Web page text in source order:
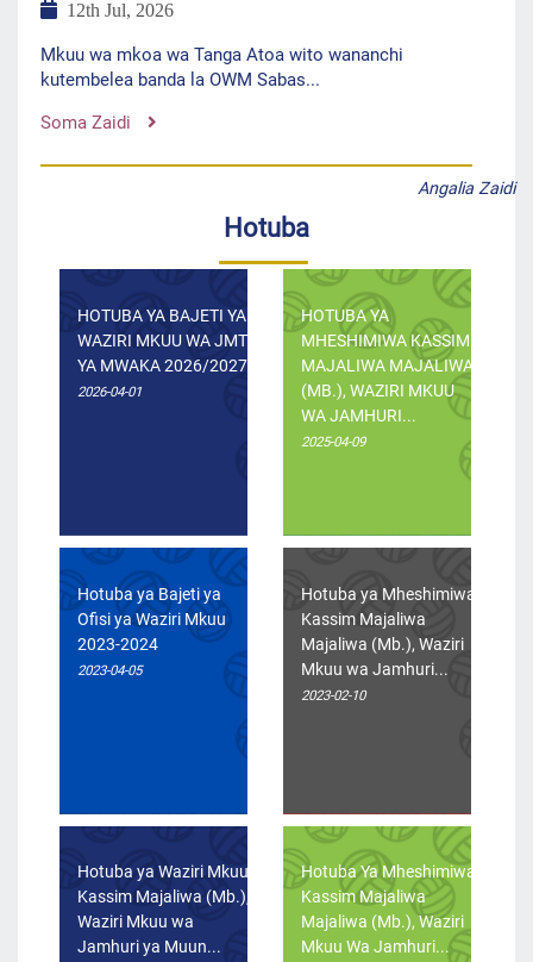
12th Jul, 2026
Mkuu wa mkoa wa Tanga Atoa wito wananchi
kutembelea banda la OWM Sabas...
Soma Zaidi
Angalia Zaidi
Hotuba
HOTUBA YA BAJETI YA
WAZIRI MKUU WA JMT
YA MWAKA 2026/2027
2026-04-01
HOTUBA YA
MHESHIMIWA KASSIM
MAJALIWA MAJALIWA
(MB.), WAZIRI MKUU
WA JAMHURI...
2025-04-09
Hotuba ya Bajeti ya
Ofisi ya Waziri Mkuu
2023-2024
2023-04-05
Hotuba ya Mheshimiwa
Kassim Majaliwa
Majaliwa (Mb.), Waziri
Mkuu wa Jamhuri...
2023-02-10
Hotuba ya Waziri Mkuu
Kassim Majaliwa (Mb.),
Waziri Mkuu wa
Jamhuri ya Muun...
Hotuba Ya Mheshimiwa
Kassim Majaliwa
Majaliwa (Mb.), Waziri
Mkuu Wa Jamhuri...